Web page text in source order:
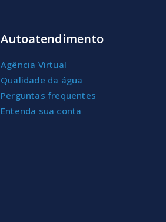
Autoatendimento
Agência Virtual
Qualidade da água
Perguntas frequentes
Entenda sua conta